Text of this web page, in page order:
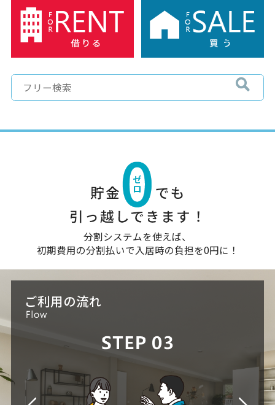
分割システムを使えば、
初期費用の分割払いで入居時の負担を0円に！
ご利用の流れ